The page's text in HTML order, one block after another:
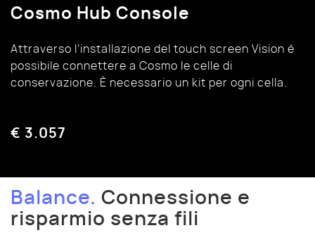
Cosmo Hub Console
Attraverso l’installazione del touch screen Vision è
possibile connettere a Cosmo le celle di
conservazione. È necessario un kit per ogni cella.
€ 3.057
Balance. Connessione e
risparmio senza fili